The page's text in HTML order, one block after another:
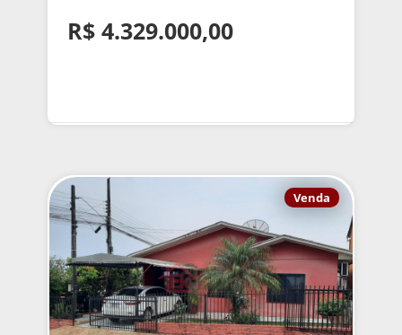
R$ 4.329.000,00
Venda